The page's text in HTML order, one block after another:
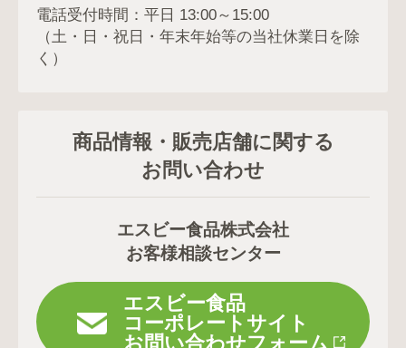
電話受付時間：平日 13:00～15:00
（土・日・祝日・年末年始等の当社休業日を除
く）
商品情報・販売店舗に関する
お問い合わせ
エスビー食品株式会社
お客様相談センター
エスビー食品
コーポレートサイト
お問い合わせフォーム